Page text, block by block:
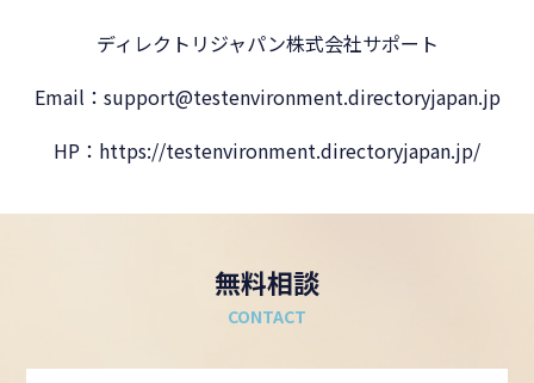
ディレクトリジャパン株式会社サポート
Email：support@testenvironment.directoryjapan.jp
HP：https://testenvironment.directoryjapan.jp/
無料相談
CONTACT